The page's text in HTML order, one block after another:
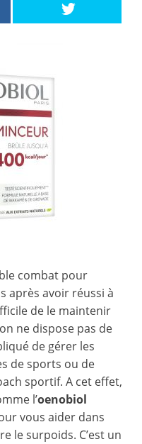
combat pour
après avoir réussi à
de le maintenir
ne dispose pas de
de gérer les
de sports ou de
sportif. A cet effet,
l’oenobiol
vous aider dans
le surpoids. C’est un